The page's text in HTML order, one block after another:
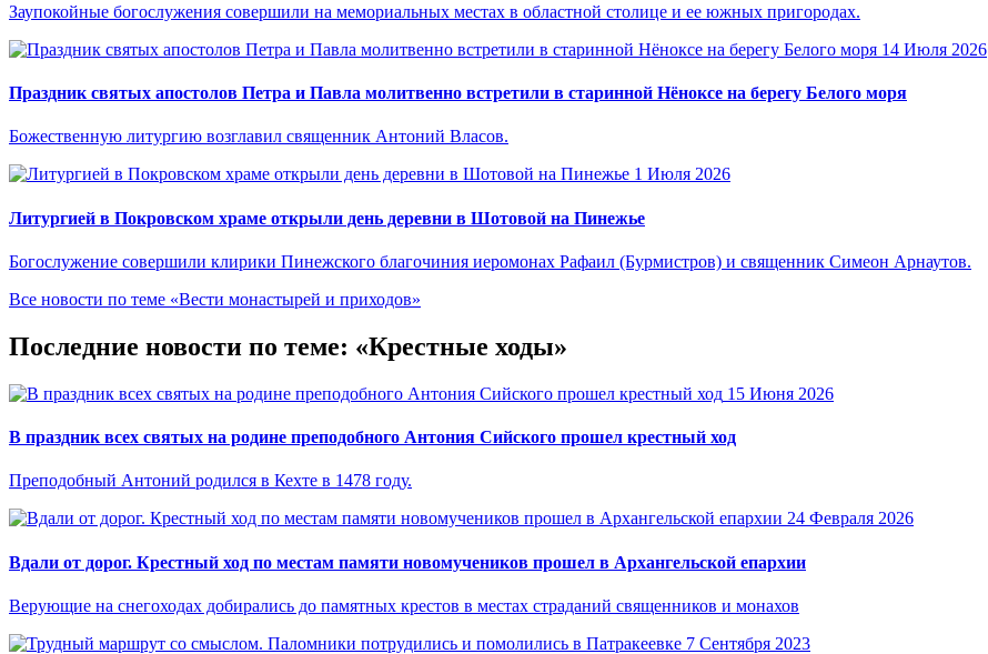
Заупокойные богослужения совершили на мемориальных местах в областной столице и ее южных пригородах.
14 Июля 2026
Праздник святых апостолов Петра и Павла молитвенно встретили в старинной Нёноксе на берегу Белого моря
Божественную литургию возглавил священник Антоний Власов.
1 Июля 2026
Литургией в Покровском храме открыли день деревни в Шотовой на Пинежье
Богослужение совершили клирики Пинежского благочиния иеромонах Рафаил (Бурмистров) и священник Симеон Арнаутов.
Все новости по теме «Вести монастырей и приходов»
Последние новости по теме: «Крестные ходы»
15 Июня 2026
В праздник всех святых на родине преподобного Антония Сийского прошел крестный ход
Преподобный Антоний родился в Кехте в 1478 году.
24 Февраля 2026
Вдали от дорог. Крестный ход по местам памяти новомучеников прошел в Архангельской епархии
Верующие на снегоходах добирались до памятных крестов в местах страданий священников и монахов
7 Сентября 2023